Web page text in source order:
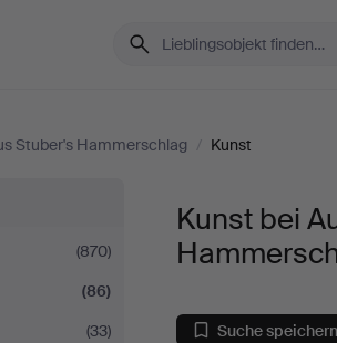
Stuber's Hammerschlag / Kunst
(870)
(86)
(33)
Kunst bei
Suche speichern